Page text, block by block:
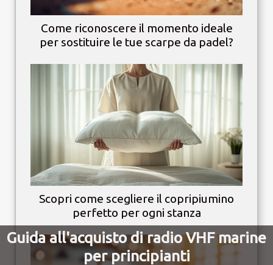
Come riconoscere il momento ideale
per sostituire le tue scarpe da padel?
Scopri come scegliere il copripiumino
perfetto per ogni stanza
Guida all'acquisto di radio VHF marine
per principianti
Guida all'acquisto di radio VHF marine
per principianti